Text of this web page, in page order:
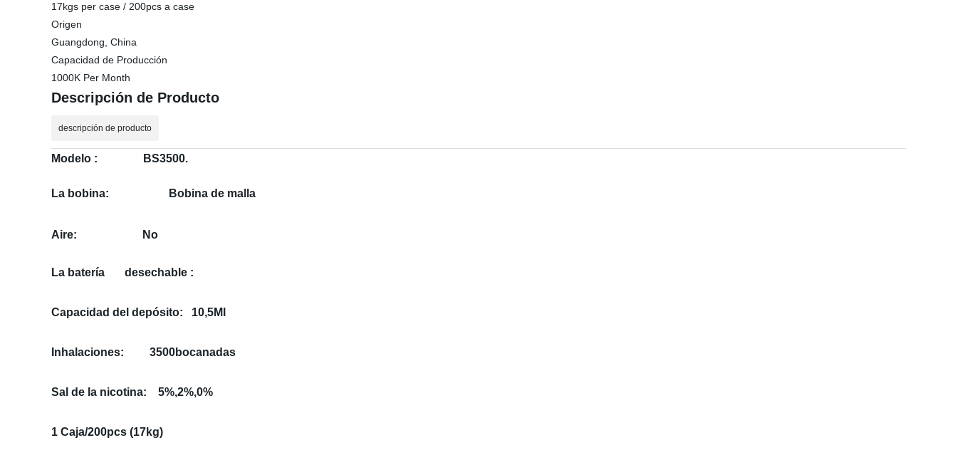
17kgs per case / 200pcs a case
Origen
Guangdong, China
Capacidad de Producción
1000K Per Month
Descripción de Producto
descripción de producto
Modelo : BS3500.
La bobina: Bobina de malla
Aire: No
La batería desechable :
Capacidad del depósito: 10,5Ml
Inhalaciones: 3500bocanadas
Sal de la nicotina: 5%,2%,0%
1 Caja/200pcs (17kg)